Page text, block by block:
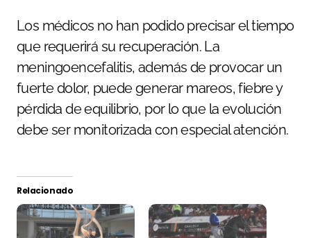
Los médicos no han podido precisar el tiempo
que requerirá su recuperación. La
meningoencefalitis, además de provocar un
fuerte dolor, puede generar mareos, fiebre y
pérdida de equilibrio, por lo que la evolución
debe ser monitorizada con especial atención.
Relacionado